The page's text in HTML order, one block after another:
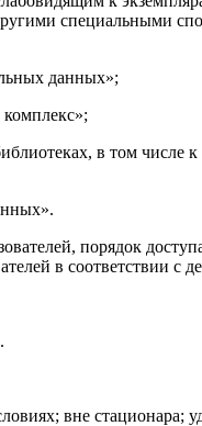
специальными
данных»;
в том числе к
порядок
в соответствии с
вне стационара;